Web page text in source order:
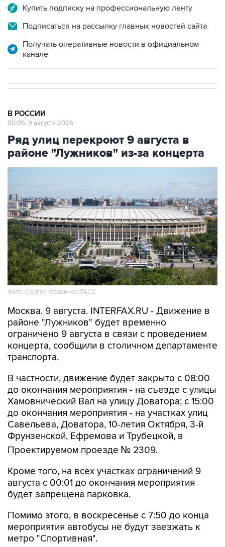
Купить подписку на профессиональную ленту
Подписаться на рассылку главных новостей сайта
Получать оперативные новости в официальном
канале
В РОССИИ
00:05, 9 августа 2026
Ряд улиц перекроют 9 августа в
районе "Лужников" из-за концерта
Фото: Сергей Фадеичев/ТАСС
Москва. 9 августа. INTERFAX.RU - Движение в
районе "Лужников" будет временно
ограничено 9 августа в связи с проведением
концерта, сообщили в столичном департаменте
транспорта.
В частности, движение будет закрыто с 08:00
до окончания мероприятия - на съезде с улицы
Хамовнический Вал на улицу Доватора; с 15:00
до окончания мероприятия - на участках улиц
Савельева, Доватора, 10-летия Октября, 3-й
Фрунзенской, Ефремова и Трубецкой, в
Проектируемом проезде № 2309.
Кроме того, на всех участках ограничений 9
августа с 00:01 до окончания мероприятия
будет запрещена парковка.
Помимо этого, в воскресенье с 7:50 до конца
мероприятия автобусы не будут заезжать к
метро "Спортивная".